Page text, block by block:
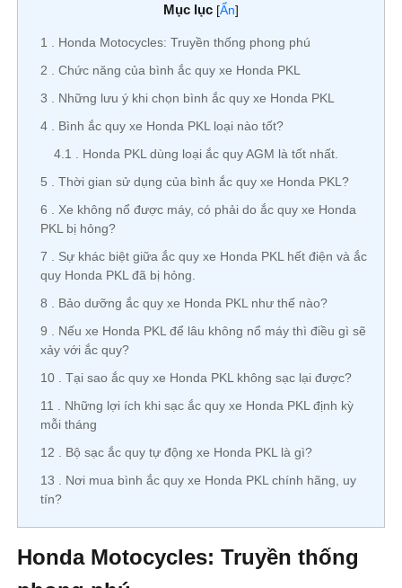
Mục lục [Ẩn]
1
Honda Motocycles: Truyền thống phong phú
2
Chức năng của bình ắc quy xe Honda PKL
3
Những lưu ý khi chọn bình ắc quy xe Honda PKL
4
Bình ắc quy xe Honda PKL loại nào tốt?
4.1
Honda PKL dùng loại ắc quy AGM là tốt nhất.
5
Thời gian sử dụng của bình ắc quy xe Honda PKL?
6
Xe không nổ được máy, có phải do ắc quy xe Honda
PKL bị hỏng?
7
Sự khác biệt giữa ắc quy xe Honda PKL hết điện và ắc
quy Honda PKL đã bị hỏng.
8
Bảo dưỡng ắc quy xe Honda PKL như thế nào?
9
Nếu xe Honda PKL để lâu không nổ máy thì điều gì sẽ
xảy với ắc quy?
10
Tại sao ắc quy xe Honda PKL không sạc lại được?
11
Những lợi ích khi sạc ắc quy xe Honda PKL định kỳ
mỗi tháng
12
Bộ sạc ắc quy tự động xe Honda PKL là gì?
13
Nơi mua bình ắc quy xe Honda PKL chính hãng, uy
tín?
Honda Motocycles: Truyền thống